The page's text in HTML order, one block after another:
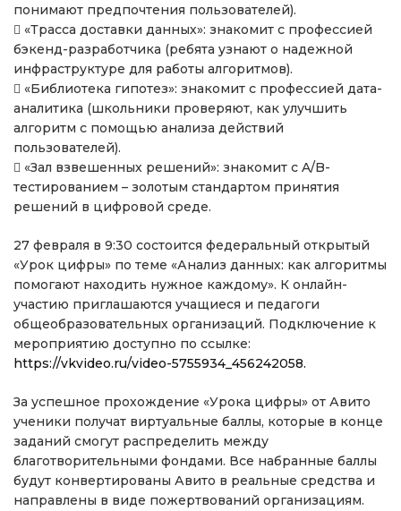
понимают предпочтения пользователей).
 «Трасса доставки данных»: знакомит с профессией
бэкенд-разработчика (ребята узнают о надежной
инфраструктуре для работы алгоритмов).
 «Библиотека гипотез»: знакомит с профессией дата-
аналитика (школьники проверяют, как улучшить
алгоритм с помощью анализа действий
пользователей).
 «Зал взвешенных решений»: знакомит с A/B-
тестированием – золотым стандартом принятия
решений в цифровой среде.
27 февраля в 9:30 состоится федеральный открытый
«Урок цифры» по теме «Анализ данных: как алгоритмы
помогают находить нужное каждому». К онлайн-
участию приглашаются учащиеся и педагоги
общеобразовательных организаций. Подключение к
мероприятию доступно по ссылке:
https://vkvideo.ru/video-5755934_456242058.
За успешное прохождение «Урока цифры» от Авито
ученики получат виртуальные баллы, которые в конце
заданий смогут распределить между
благотворительными фондами. Все набранные баллы
будут конвертированы Авито в реальные средства и
направлены в виде пожертвований организациям.